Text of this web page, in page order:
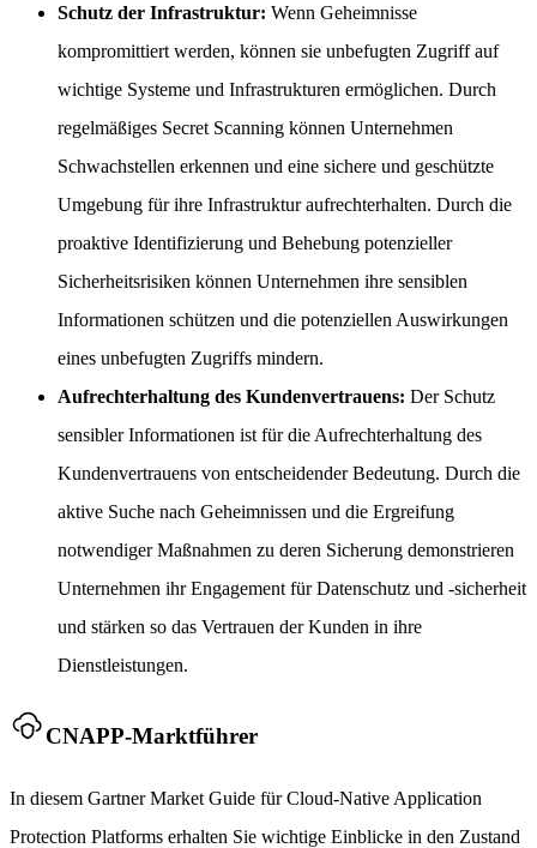
Schutz der Infrastruktur: Wenn Geheimnisse
kompromittiert werden, können sie unbefugten Zugriff auf
wichtige Systeme und Infrastrukturen ermöglichen. Durch
regelmäßiges Secret Scanning können Unternehmen
Schwachstellen erkennen und eine sichere und geschützte
Umgebung für ihre Infrastruktur aufrechterhalten. Durch die
proaktive Identifizierung und Behebung potenzieller
Sicherheitsrisiken können Unternehmen ihre sensiblen
Informationen schützen und die potenziellen Auswirkungen
eines unbefugten Zugriffs mindern.
Aufrechterhaltung des Kundenvertrauens: Der Schutz
sensibler Informationen ist für die Aufrechterhaltung des
Kundenvertrauens von entscheidender Bedeutung. Durch die
aktive Suche nach Geheimnissen und die Ergreifung
notwendiger Maßnahmen zu deren Sicherung demonstrieren
Unternehmen ihr Engagement für Datenschutz und -sicherheit
und stärken so das Vertrauen der Kunden in ihre
Dienstleistungen.
CNAPP-Marktführer
In diesem Gartner Market Guide für Cloud-Native Application
Protection Platforms erhalten Sie wichtige Einblicke in den Zustand